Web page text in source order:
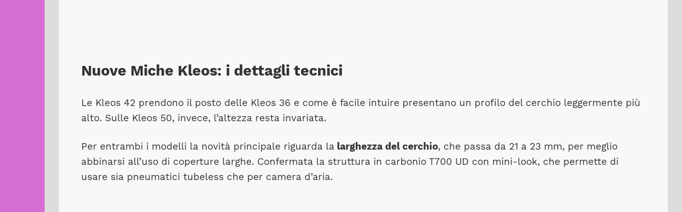
Nuove Miche Kleos: i dettagli tecnici
Le Kleos 42 prendono il posto delle Kleos 36 e come è facile intuire presentano un profilo del cerchio leggermente più
alto. Sulle Kleos 50, invece, l’altezza resta invariata.
Per entrambi i modelli la novità principale riguarda lalarghezza del cerchio, che passa da 21 a 23 mm, per meglio
abbinarsi all’uso di coperture larghe. Confermata la struttura in carbonio T700 UD con mini-look, che permette di
usare sia pneumatici tubeless che per camera d’aria.